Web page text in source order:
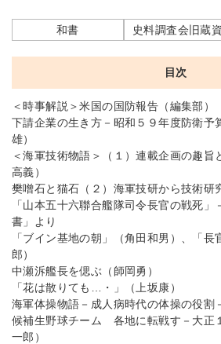
和書 史料調査会旧蔵
目次
＜時事解説＞米国の国防報告（編集部）
下請企業の生き方－昭和５９年度防衛予
雄）
＜海軍技術物語＞（１）連載企画の趣旨
高義）
樊噌石と猫石（２）海軍技研から技術研
「山本五十六聯合艦隊司令長官の戦死
書」より
「ブイン基地の朝」（角田和男）、「
郎）
中瀬泝艦長を偲ぶ（師岡勇）
「花は散りても…・」（上坂康）
海軍体操物語－成人病時代の体操の役割
候補生野球チーム 各地に転戦す－大正
一郎）